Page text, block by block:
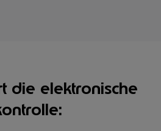
die elektronische